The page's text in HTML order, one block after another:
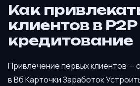
Как
клиентов в P2P
кредитование
Привлечение первых клиентов —
в Вб Карточки Заработок